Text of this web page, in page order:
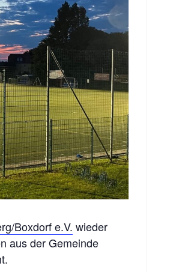
Boxdorf e.V. wieder
aus der Gemeinde